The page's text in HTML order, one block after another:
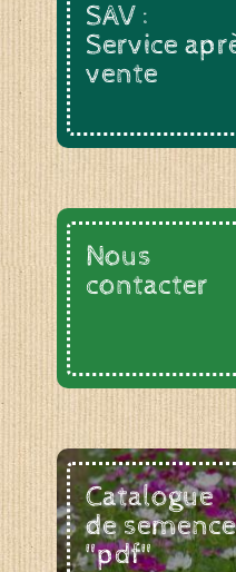
SAV :
Service
vente
Nous
contacter
Catalogue
de
"pdf"